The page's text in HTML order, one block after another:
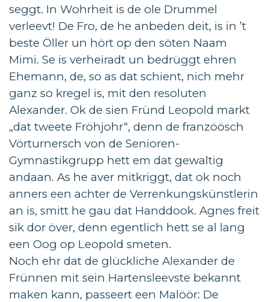
seggt. In Wohrheit is de ole Drummel
verleevt! De Fro, de he anbeden deit, is in ’t
beste Öller un hört op den söten Naam
Mimi. Se is verheiradt un bedrüggt ehren
Ehemann, de, so as dat schient, nich mehr
ganz so kregel is, mit den resoluten
Alexander. Ok de sien Fründ Leopold markt
„dat tweete Fröhjohr“, denn de franzöösch
Vörturnersch von de Senioren-
Gymnastikgrupp hett em dat gewaltig
andaan. As he aver mitkriggt, dat ok noch
anners een achter de Verrenkungskünstlerin
an is, smitt he gau dat Handdook. Agnes freit
sik dor över, denn egentlich hett se al lang
een Oog op Leopold smeten.
Noch ehr dat de glückliche Alexander de
Frünnen mit sein Hartensleevste bekannt
maken kann, passeert een Malöör: De